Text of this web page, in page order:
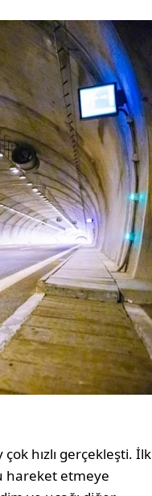
hızlı gerçekleşti. İlk
hareket etmeye